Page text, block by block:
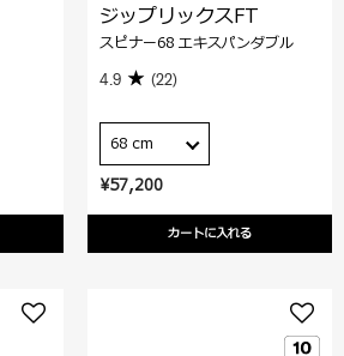
¥57,200
カートに入れる
ジップリックスFT
スピナー68 エキスパンダブル
4.9 (22)
68 cm